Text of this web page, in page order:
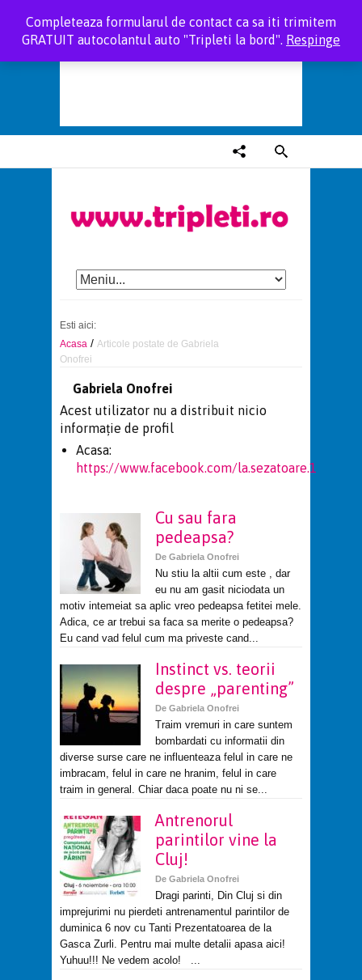
Esti aici:
Acasa / Articole postate de Gabriela
Onofrei
Gabriela Onofrei
Acest utilizator nu a distribuit nicio
informație de profil
Acasa:
https://www.facebook.com/la.sezatoare.1
Cu sau fara
pedeapsa?
De Gabriela Onofrei
Nu stiu la altii cum este , dar
eu nu am gasit niciodata un
motiv intemeiat sa aplic vreo pedeapsa fetitei mele.
Adica, ce ar trebui sa faca sa merite o pedeapsa?
Eu cand vad felul cum ma priveste cand...
Instinct vs. teorii
despre „parenting”
De Gabriela Onofrei
Traim vremuri in care suntem
bombardati cu informatii din
diverse surse care ne influenteaza felul in care ne
imbracam, felul in care ne hranim, felul in care
traim in general. Chiar daca poate nu ni se...
Antrenorul
parintilor vine la
Cluj!
De Gabriela Onofrei
Dragi parinti, Din Cluj si din
imprejurimi nu pierdeti antrenamentul parintilor de
duminica 6 nov cu Tanti Prezentatoarea de la
Gasca Zurli. Pentru mai multe detalii apasa aici!
Yuhuu!!! Ne vedem acolo! ...
Completeaza formularul de contact ca sa iti trimitem
GRATUIT autocolantul auto "Tripleti la bord". Respinge